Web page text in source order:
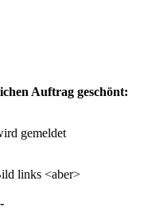
Auftrag geschönt:
gemeldet
links <aber>